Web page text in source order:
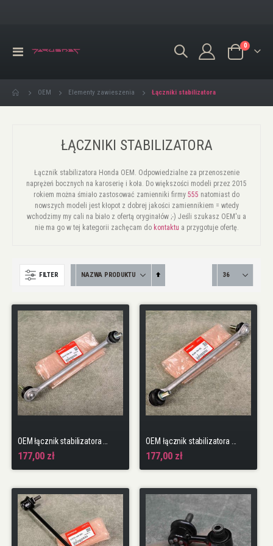
Przełącznik
Koszyk
0produkty/
OEM Elementy zawieszenia Łączniki stabilizatora
ŁĄCZNIKI STABILIZATORA
Łącznik stabilizatora Honda OEM. Odpowiedzialne za przenoszenie
naprężeń bocznych na karoserię i koła. Do większości modeli przez 2015
rokiem można śmiało zastosować zamienniki firmy 555 natomiast do
nowszych modeli jest kłopot z dobrej jakości zamiennikiem = wtedy
wchodzimy my cali na biało z ofertą oryginałów ;-) Jeśli szukasz OEM'u a
nie ma go w tej kategorii zachęcam do kontaktu a przygotuje ofertę.
FILTER
Ustaw
kierunek
177,00 zł 177,00 zł